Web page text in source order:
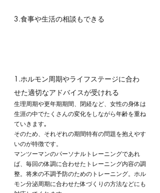
3.食事や生活の相談もできる
1.ホルモン周期やライフステージに合わ
せた適切なアドバイスが受けれる
生理周期や更年期期間、閉経など、女性の身体は
生涯の中でたくさんの変化をしながら年齢を重ね
ていきます｡
そのため、それぞれの期間特有の問題を抱えやす
いのが特徴です。
マンツーマンのパーソナルトレーニングであれ
ば、毎回の体調に合わせたトレーニング内容の調
整。将来の不調予防のためのトレーニング。ホル
モン分泌周期に合わせた体づくりの方法などにも